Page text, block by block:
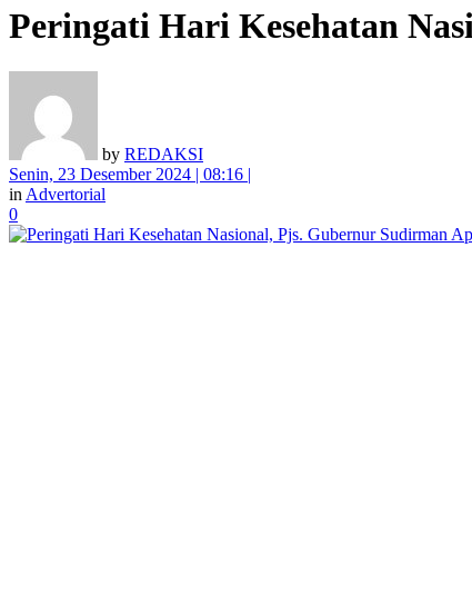
Peringati Hari Kesehatan
by REDAKSI
Senin, 23 Desember 2024 | 08:16 |
in Advertorial
0